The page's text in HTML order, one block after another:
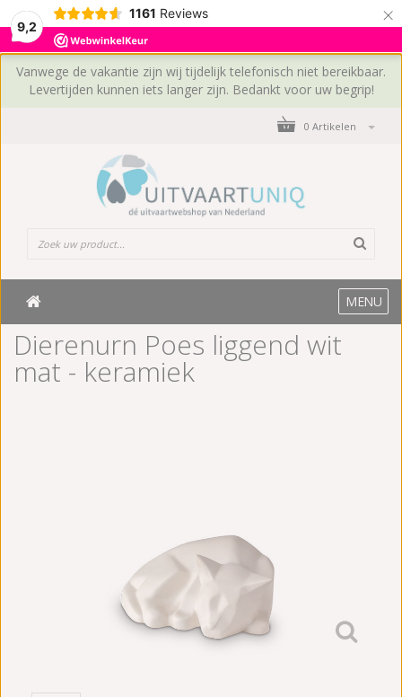
9,2
1161 Reviews ×
Vanwege de vakantie zijn wij tijdelijk telefonisch niet bereikbaar.
Levertijden kunnen iets langer zijn. Bedankt voor uw begrip!
0 Artikelen
MENU
Dierenurn Poes liggend wit
mat - keramiek